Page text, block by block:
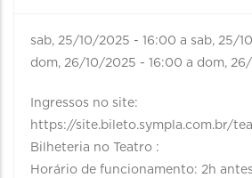
sab, 25/10/2025 - 16:00 a sab, 25/
dom, 26/10/2025 - 16:00 a dom,
Ingressos no site:
https://site.bileto.sympla.com.br/
Bilheteria no Teatro :
Horário de funcionamento: 2h